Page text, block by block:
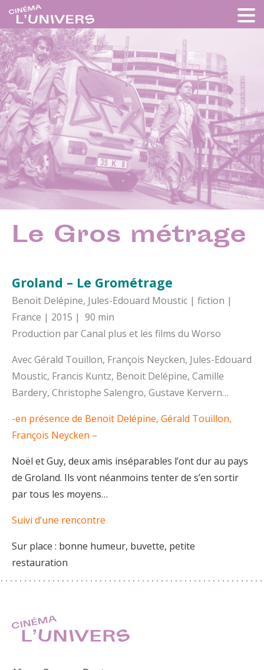
Le Gros métrage
Groland – Le Grométrage
Benoit Delépine, Jules-Edouard Moustic | fiction |
France | 2015 | 90 min
Production par Canal plus et les films du Worso
Avec Gérald Touillon, François Neycken, Jules-Edouard
Moustic, Francis Kuntz, Benoit Delépine, Camille
Bardery, Christophe Salengro, Gustave Kervern…
-en présence de Benoit Delépine, Gérald Touillon,
François Neycken –
Noël et Guy, deux amis inséparables l’ont dur au pays
de Groland. Ils vont néanmoins tenter de s’en sortir
par tous les moyens…
Suivi d’une rencontre
Sur place : bonne humeur, buvette, petite
restauration